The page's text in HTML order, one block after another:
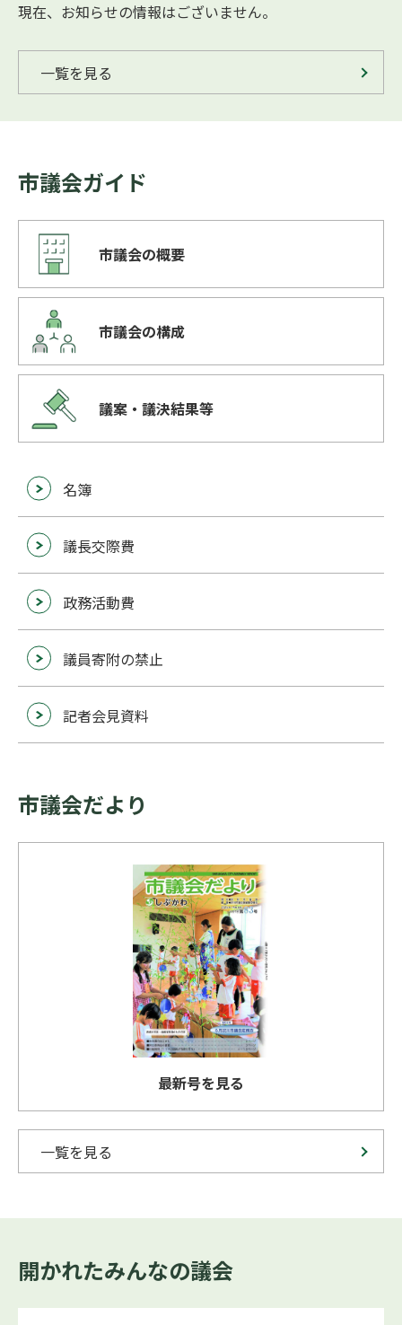
一覧を見る
現在、お知らせの情報はございません。
市議会ガイド
市議会の概要
市議会の構成
議案・議決結果等
名簿
議長交際費
政務活動費
議員寄附の禁止
記者会見資料
市議会だより
最新号を見る
一覧を見る
開かれたみんなの議会